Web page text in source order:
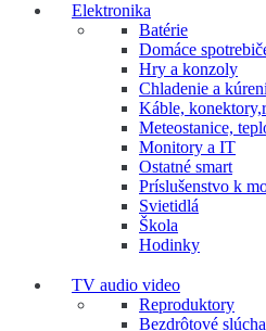
Elektronika
Batérie
Domáce
Hry a konzoly
Chladenie a
Káble,
Meteostanice,
Monitory a IT
Ostatné smart
Príslušenstvo k
Svietidlá
Škola
Hodinky
TV audio video
Reproduktory
Bezdrôtové